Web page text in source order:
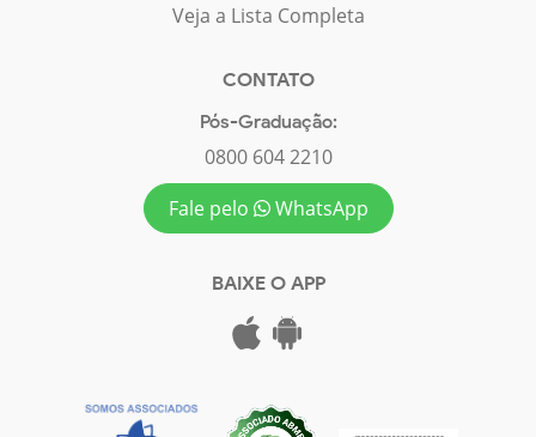
Veja a Lista Completa
CONTATO
Pós-Graduação:
0800 604 2210
Fale pelo
WhatsApp
BAIXE O APP